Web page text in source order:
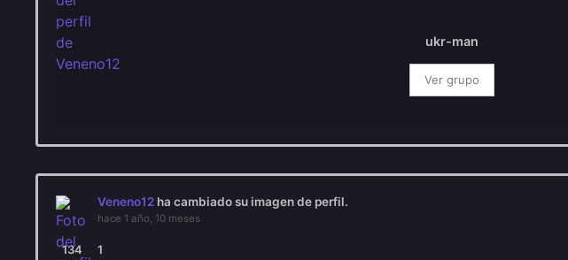
ukr-man
Ver grupo
Veneno12 ha cambiado su imagen de perfil.
hace 1 año, 10 meses
134 1